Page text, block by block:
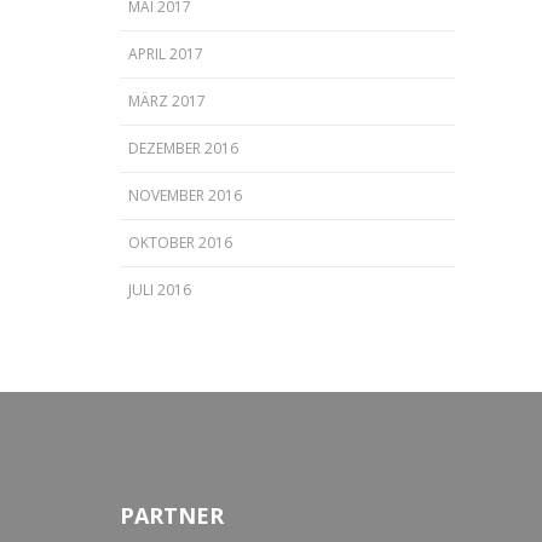
MAI 2017
APRIL 2017
MÄRZ 2017
DEZEMBER 2016
NOVEMBER 2016
OKTOBER 2016
JULI 2016
PARTNER